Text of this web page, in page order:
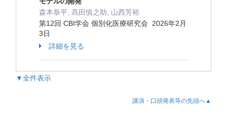
森本恭平, 髙田慎之助, 山西芳裕
第12回 CBI学会 個別化医療研究会 2026年2月
3日
詳細を見る
▼全件表示
講演・口頭発表等の先頭へ▲